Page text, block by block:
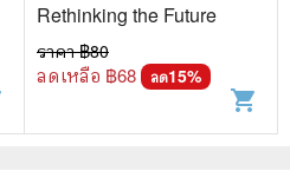
Rethinking the Future
ราคา ฿80
ลดเหลือ ฿68 ลด15%
shopping_cart